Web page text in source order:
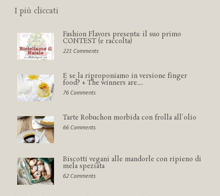
I più cliccati
Fashion Flavors presenta: il suo primo
CONTEST (e raccolta)
221 Comments
E se la riproponiamo in versione finger
food? + The winners are....
76 Comments
Tarte Robuchon morbida con frolla all'olio
66 Comments
Biscotti vegani alle mandorle con ripieno di
mela speziata
62 Comments